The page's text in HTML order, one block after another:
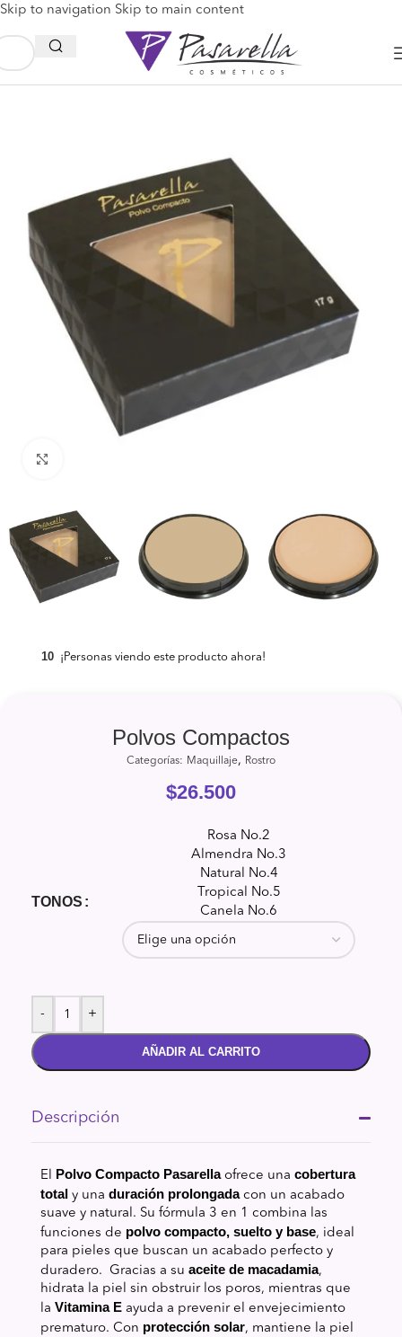
Skip to navigation Skip to main content
10 ¡Personas viendo este producto ahora!
Polvos Compactos
Categorías: Maquillaje, Rostro
$26.500
TONOS
Rosa No.2
Almendra No.3
Natural No.4
Tropical No.5
Canela No.6
- +
AÑADIR AL CARRITO
Descripción
El Polvo Compacto Pasarellaofrece una cobertura
total y una duración prolongadacon un acabado
suave y natural. Su fórmula 3 en 1 combina las
funciones de polvo compacto, suelto y base, ideal
para pieles que buscan un acabado perfecto y
duradero. Gracias a su aceite de macadamia,
hidrata la piel sin obstruir los poros, mientras que
la Vitamina E ayuda a prevenir el envejecimiento
prematuro. Con protección solar, mantiene la piel